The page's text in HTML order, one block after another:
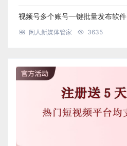
视频号多个账号一键批量发布软件
闲人新媒体管家 3635